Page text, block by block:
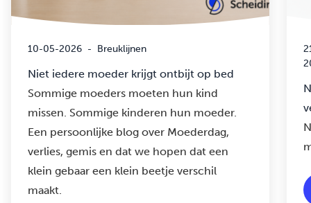
10-05-2026 - Breuklijnen
Niet iedere moeder krijgt ontbijt op bed
Sommige moeders moeten hun kind
missen. Sommige kinderen hun moeder.
Een persoonlijke blog over Moederdag,
verlies, gemis en dat we hopen dat een
klein gebaar een klein beetje verschil
maakt.